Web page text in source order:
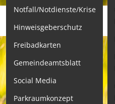
Notfall/Notdienste/Krise
Hinweisgeberschutz
Freibadkarten
Gemeindeamtsblatt
Social Media
Parkraumkonzept